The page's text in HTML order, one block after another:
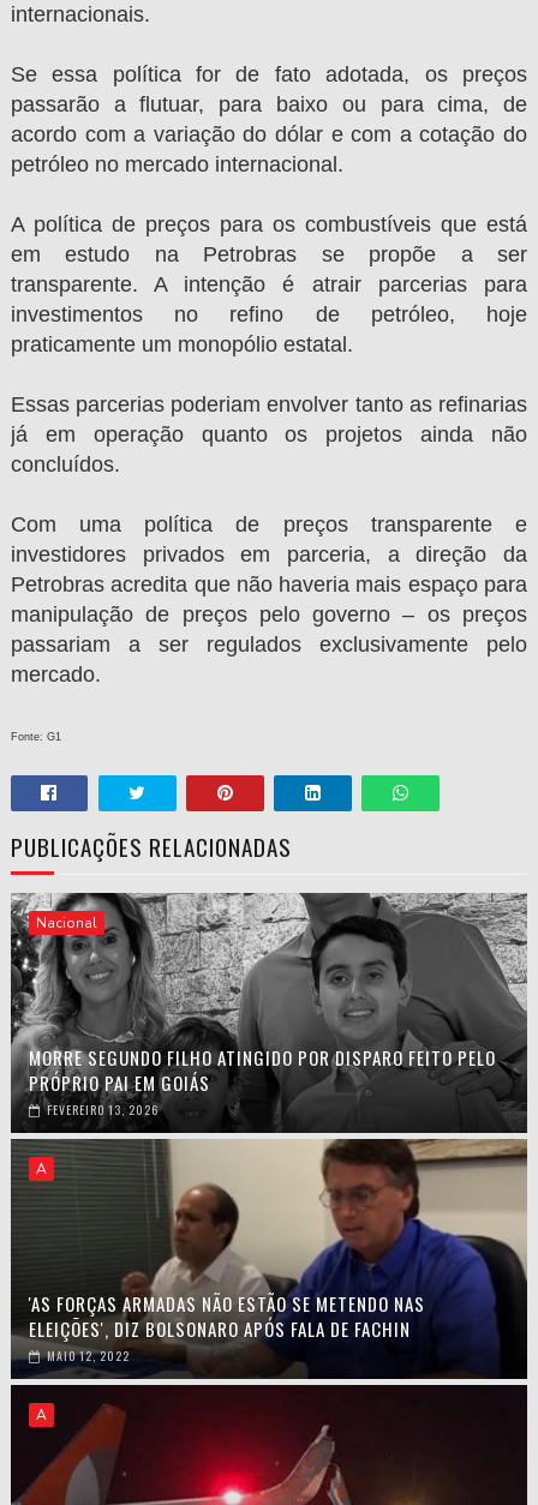
internacionais.
Se essa política for de fato adotada, os preços
passarão a flutuar, para baixo ou para cima, de
acordo com a variação do dólar e com a cotação do
petróleo no mercado internacional.
A política de preços para os combustíveis que está
em estudo na Petrobras se propõe a ser
transparente. A intenção é atrair parcerias para
investimentos no refino de petróleo, hoje
praticamente um monopólio estatal.
Essas parcerias poderiam envolver tanto as refinarias
já em operação quanto os projetos ainda não
concluídos.
Com uma política de preços transparente e
investidores privados em parceria, a direção da
Petrobras acredita que não haveria mais espaço para
manipulação de preços pelo governo – os preços
passariam a ser regulados exclusivamente pelo
mercado.
Fonte: G1
PUBLICAÇÕES RELACIONADAS
Nacional
MORRE SEGUNDO FILHO ATINGIDO POR DISPARO FEITO PELO
PRÓPRIO PAI EM GOIÁS
FEVEREIRO 13, 2026
A
'AS FORÇAS ARMADAS NÃO ESTÃO SE METENDO NAS
ELEIÇÕES', DIZ BOLSONARO APÓS FALA DE FACHIN
MAIO 12, 2022
A